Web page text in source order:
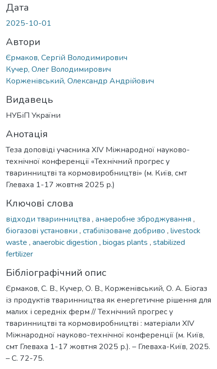
Дата
2025-10-01
Автори
Єрмаков, Сергій Володимирович
Кучер, Олег Володимирович
Корженівський, Олександр Андрійович
Видавець
НУБіП України
Анотація
Теза доповіді учасника XІV Міжнародної науково-
технічної конференції «Технічний прогрес у
тваринництві та кормовиробництві» (м. Київ, смт
Глеваха 1-17 жовтня 2025 р.)
Ключові слова
відходи тваринництва , анаеробне зброджування ,
біогазові установки , стабілізоване добриво , livestock
waste , anaerobic digestion , biogas plants , stabilized
fertilizer
Бібліографічний опис
Єрмаков, С. В., Кучер, О. В., Корженівський, О. А. Біогаз
із продуктів тваринництва як енергетичне рішення для
малих і середніх ферм // Технічний прогрес у
тваринництві та кормовиробництві : матеріали XІV
Міжнародної науково-технічної конференції (м. Київ,
смт Глеваха 1-17 жовтня 2025 р.). – Глеваха-Київ, 2025.
– С. 72-75.